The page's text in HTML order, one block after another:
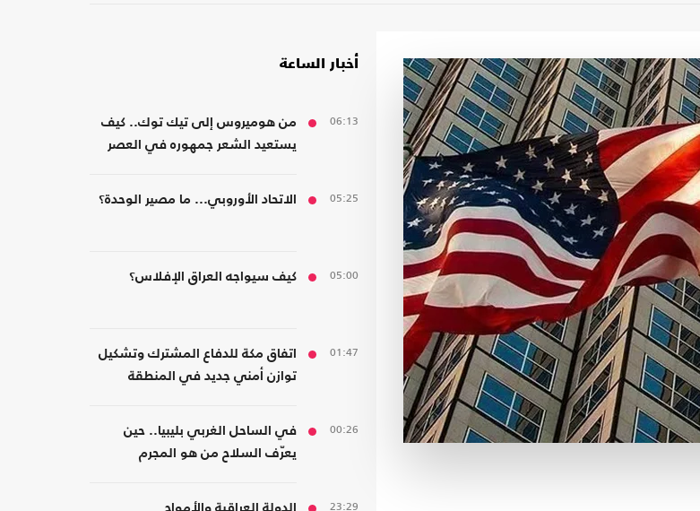
أخبار الساعة
06:13
من هوميروس إلى تيك توك.. كيف
يستعيد الشعر جمهوره في العصر
05:25 الاتحاد الأوروبي... ما مصير الوحدة؟
05:00 كيف سيواجه العراق الإفلاس؟
01:47
اتفاق مكة للدفاع المشترك وتشكيل
توازن أمني جديد في المنطقة
00:26
في الساحل الغربي بليبيا.. حين
يعرّف السلاح من هو المجرم
23:29
الدولة العراقية والأمواج